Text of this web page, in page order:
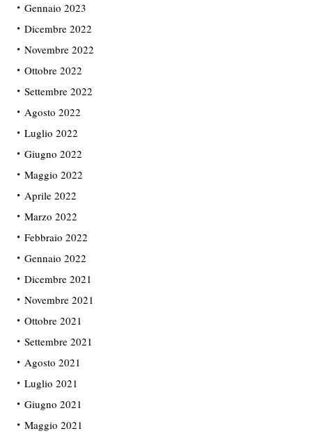
Gennaio 2023
Dicembre 2022
Novembre 2022
Ottobre 2022
Settembre 2022
Agosto 2022
Luglio 2022
Giugno 2022
Maggio 2022
Aprile 2022
Marzo 2022
Febbraio 2022
Gennaio 2022
Dicembre 2021
Novembre 2021
Ottobre 2021
Settembre 2021
Agosto 2021
Luglio 2021
Giugno 2021
Maggio 2021